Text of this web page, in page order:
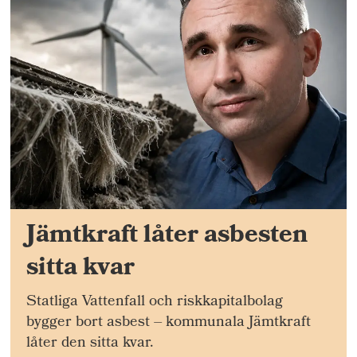
Jämtkraft låter asbesten
sitta kvar
Statliga Vattenfall och riskkapitalbolag
bygger bort asbest – kommunala Jämtkraft
låter den sitta kvar.